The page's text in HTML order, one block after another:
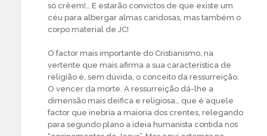
só crêem!… E estarão convictos de que existe um
céu para albergar almas caridosas, mas também o
corpo material de JC!
O factor mais importante do Cristianismo, na
vertente que mais afirma a sua característica de
religião é, sem dúvida, o conceito da ressurreição.
O vencer da morte. A ressurreição dá-lhe a
dimensão mais deifica e religiosa… que é aquele
factor que inebria a maioria dos crentes, relegando
para segundo plano a ideia humanista contida nos